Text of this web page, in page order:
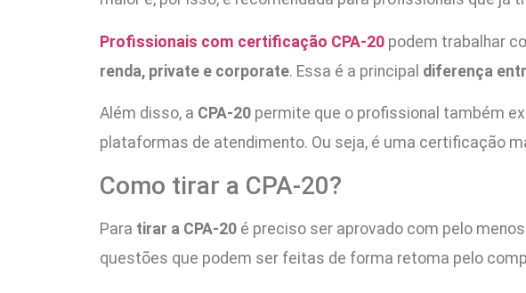
Profissionais com certificação CPA-20 podem trabalhar
renda, private e corporate. Essa é a principal diferença
Além disso, a CPA-20 permite que o profissional também
plataformas de atendimento. Ou seja, é uma certificação
Como tirar a CPA-20?
Para tirar a CPA-20 é preciso ser aprovado com pelo
questões que podem ser feitas de forma retoma pelo